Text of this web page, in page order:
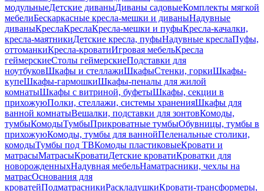
модульныеДетские диваныДиваны садовыеКомплекты мягкой
мебелиБескаркасные кресла-мешки и диваныНадувные
диваныКреслаКреслаКресла-мешки и пуфыКресла-качалки,
кресла-маятникиДетские кресла, пуфыНадувные креслаПуфы,
оттоманкиКресла-кроватиИгровая мебельКресла
геймерскиеСтолы геймерскиеПодставки для
ноутбуковШкафы и стеллажиШкафыСтенки, горкиШкафы-
купеШкафы-гармошкиШкафы-пеналы для жилой
комнатыШкафы с витриной, буфетыШкафы, секции в
прихожуюПолки, стеллажи, системы храненияШкафы для
ванной комнатыВешалки, подставки для зонтовКомоды,
тумбыКомодыТумбыПрикроватные тумбыОбувницы, тумбы в
прихожуюКомоды, тумбы для ваннойПеленальные столики,
комодыТумбы под ТВКомоды пластиковыеКровати и
матрасыМатрасыКроватиДетские кроватиКроватки для
новорожденныхНадувная мебельНаматрасники, чехлы на
матрасОснования для
кроватейПодматрасникиРаскладушкиКровати-трансформеры,